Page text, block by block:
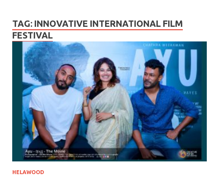
TAG: INNOVATIVE INTERNATIONAL FILM
FESTIVAL
HELAWOOD